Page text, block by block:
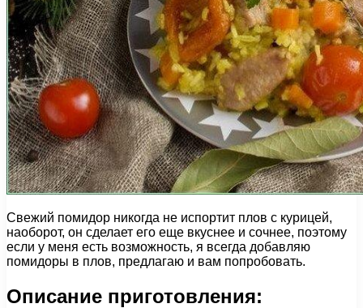
Свежий помидор никогда не испортит плов с курицей,
наоборот, он сделает его еще вкуснее и сочнее, поэтому
если у меня есть возможность, я всегда добавляю
помидоры в плов, предлагаю и вам попробовать.
Описание приготовления: